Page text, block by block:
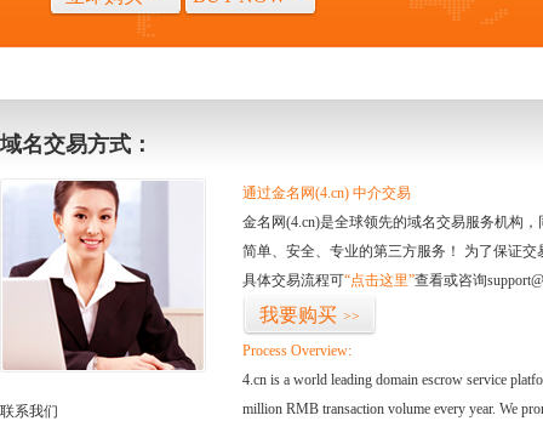
域名交易方式：
联系我们
通过金名网(4.cn) 中介交易
金名网(4.cn)是全球领先的域名交易服务机构
简单、安全、专业的第三方服务！ 为了保证
具体交易流程可“点击这里”查看或咨询
我要购买 >>
Process Overview:
4.cn is a world leading domain escrow service
million RMB transaction volume every year. We